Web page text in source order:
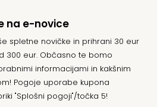
na e-novice
spletne novičke in prihrani 30 eur
300 eur. Občasno te bomo
informacijami in kakšnim
Pogoje uporabe kupona
"Splošni pogoji"/točka 5!